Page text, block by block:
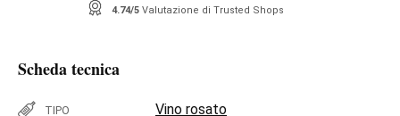
4.74/5 Valutazione di Trusted Shops
Scheda tecnica
TIPO Vino rosato